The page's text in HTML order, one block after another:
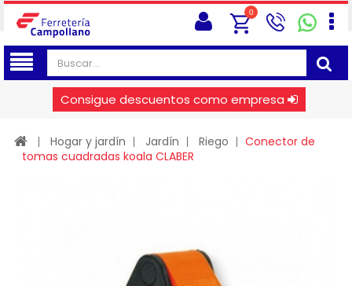
0
Consigue descuentos como empresa
Hogar y jardín Jardín Riego
Conector de
tomas cuadradas koala CLABER